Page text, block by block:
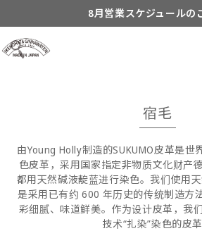
8月営業スケジュールの
宿毛
由Young Holly制造的SUKUMO皮革是世
色皮革，采用国家指定非物质文化财产
都用天然碱液靛蓝进行染色。我们使用
是采用已有约 600 年历史的传统制造方
彩细腻、味道鲜美。作为设计皮革，我
技术“扎染”染色的皮革